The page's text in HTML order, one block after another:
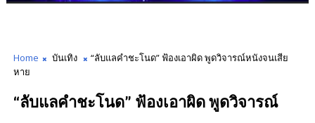
Home บันเทิง
“ลับแลคำชะโนด” ฟ้องเอาผิด พูดวิจารณ์หนังจนเสีย
หาย
“ลับแลคำชะโนด” ฟ้องเอาผิด พูดวิจารณ์